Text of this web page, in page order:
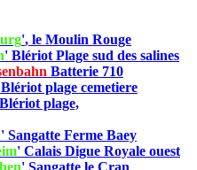
', le Moulin Rouge
' Blériot Plage sud des salines
Batterie 710
plage cemetiere
plage,
' Sangatte Ferme Baey
' Calais Digue Royale ouest
' Sangatte le Cran